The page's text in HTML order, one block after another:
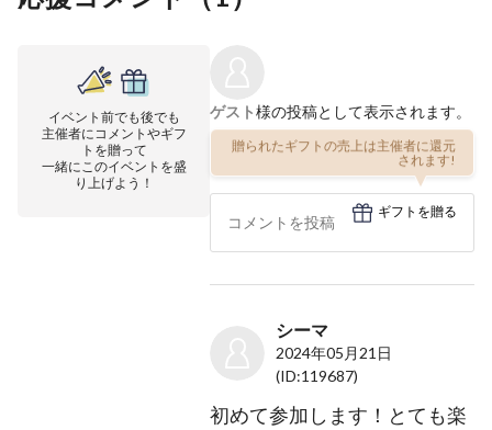
イベント前でも後でも
主催者にコメントやギフ
トを贈って
一緒にこのイベントを盛
り上げよう！
ゲスト様の投稿として表示されます。
贈られたギフトの売上は主催者に還元
されます!
ギフトを贈る
シーマ
2024年05月21日
(ID:119687)
初めて参加します！とても楽